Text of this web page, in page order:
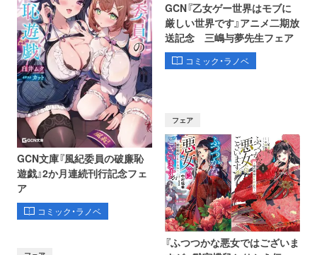
GCN文庫『風紀委員の破廉恥
遊戯』2か月連続刊行記念フェ
ア
コミック・ラノベ
GCN『乙女ゲー世界はモブに
厳しい世界です』アニメ二期放
送記念 三嶋与夢先生フェア
コミック・ラノベ
フェア
『ふつつかな悪女ではございま